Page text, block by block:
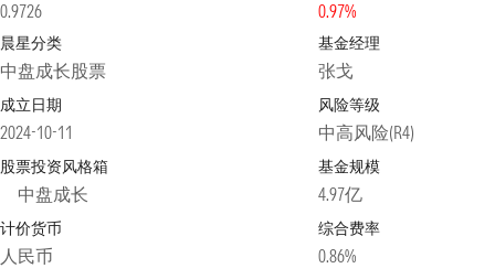
0.9726 0.97%
晨星分类
中盘成长股票
基金经理
张戈
成立日期
2024-10-11
风险等级
中高风险(R4)
股票投资风格箱
中盘成长
基金规模
4.97亿
计价货币
人民币
综合费率
0.86%